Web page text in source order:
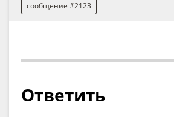
сообщение #2123
Ответить